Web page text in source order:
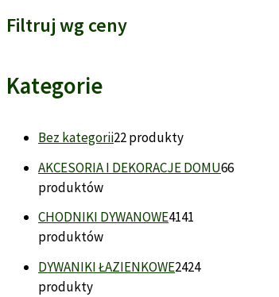
Filtruj wg ceny
Kategorie
Bez kategorii22 produkty
AKCESORIA I DEKORACJE DOMU66
produktów
CHODNIKI DYWANOWE4141
produktów
DYWANIKI ŁAZIENKOWE2424
produkty